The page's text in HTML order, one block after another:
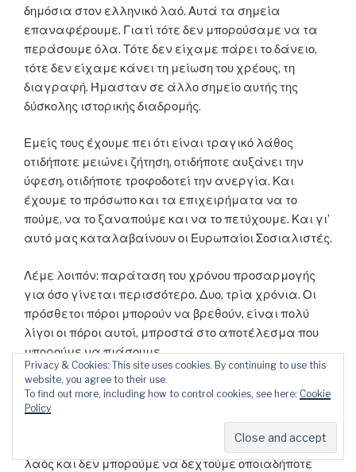
δημόσια στον ελληνικό λαό. Αυτά τα σημεία
επαναφέρουμε. Γιατί τότε δεν μπορούσαμε να τα
περάσουμε όλα. Τότε δεν είχαμε πάρει το δάνειο,
τότε δεν είχαμε κάνει τη μείωση του χρέους, τη
διαγραφή. Ήμασταν σε άλλο σημείο αυτής της
δύσκολης ιστορικής διαδρομής.
Εμείς τους έχουμε πει ότι είναι τραγικό λάθος
οτιδήποτε μειώνει ζήτηση, οτιδήποτε αυξάνει την
ύφεση, οτιδήποτε τροφοδοτεί την ανεργία. Και
έχουμε το πρόσωπο και τα επιχειρήματα να το
πούμε, να το ξαναπούμε και να το πετύχουμε. Και γι’
αυτό μας καταλαβαίνουν οι Ευρωπαίοι Σοσιαλιστές.
Λέμε λοιπόν: παράταση του χρόνου προσαρμογής
για όσο γίνεται περισσότερο. Δυο, τρία χρόνια. Οι
πρόσθετοι πόροι μπορούν να βρεθούν, είναι πολύ
λίγοι οι πόροι αυτοί, μπροστά στο αποτέλεσμα που
μπορούμε να πιάσουμε.
Και υπάρχουν έξι σημεία που «ακουμπάνε» πάνω
στη παράταση του χρόνου προσαρμογής.
-Το πρώτο, το θεμελιώδες: δεν αντέχει ο ελληνικός
λαός και δεν μπορούμε να δεχτούμε οποιαδήποτε
Privacy & Cookies: This site uses cookies. By continuing to use this
website, you agree to their use.
To find out more, including how to control cookies, see here: Cookie
Policy